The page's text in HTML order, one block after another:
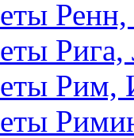
Рига,
Рим,